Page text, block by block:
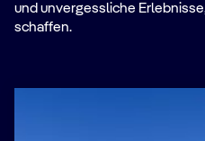
und unvergessliche
schaffen.